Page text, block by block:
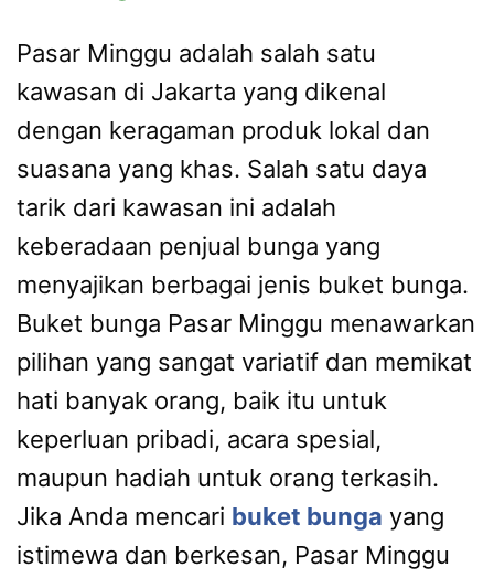
Pasar Minggu adalah salah satu
kawasan di Jakarta yang dikenal
dengan keragaman produk lokal dan
suasana yang khas. Salah satu daya
tarik dari kawasan ini adalah
keberadaan penjual bunga yang
menyajikan berbagai jenis buket bunga.
Buket bunga Pasar Minggu menawarkan
pilihan yang sangat variatif dan memikat
hati banyak orang, baik itu untuk
keperluan pribadi, acara spesial,
maupun hadiah untuk orang terkasih.
Jika Anda mencari buket bunga yang
istimewa dan berkesan, Pasar Minggu